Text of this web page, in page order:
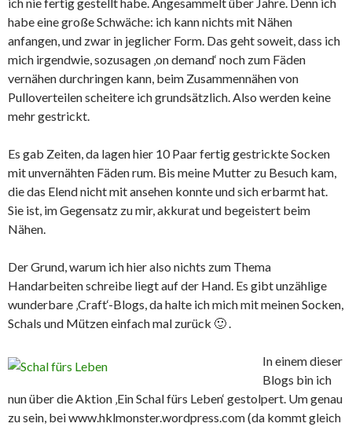
habe eine große Schwäche: ich kann nichts mit Nähen
anfangen, und zwar in jeglicher Form. Das geht soweit, dass ich
mich irgendwie, sozusagen ‚on demand‘ noch zum Fäden
vernähen durchringen kann, beim Zusammennähen von
Pulloverteilen scheitere ich grundsätzlich. Also werden keine
mehr gestrickt.
Es gab Zeiten, da lagen hier 10 Paar fertig gestrickte Socken
mit unvernähten Fäden rum. Bis meine Mutter zu Besuch kam,
die das Elend nicht mit ansehen konnte und sich erbarmt hat.
Sie ist, im Gegensatz zu mir, akkurat und begeistert beim
Nähen.
Der Grund, warum ich hier also nichts zum Thema
Handarbeiten schreibe liegt auf der Hand. Es gibt unzählige
wunderbare ‚Craft‘-Blogs, da halte ich mich mit meinen Socken,
Schals und Mützen einfach mal zurück 🙂 .
In einem dieser
Blogs bin ich
nun über die Aktion ‚Ein Schal fürs Leben‘ gestolpert. Um genau
zu sein, bei www.hklmonster.wordpress.com (da kommt gleich